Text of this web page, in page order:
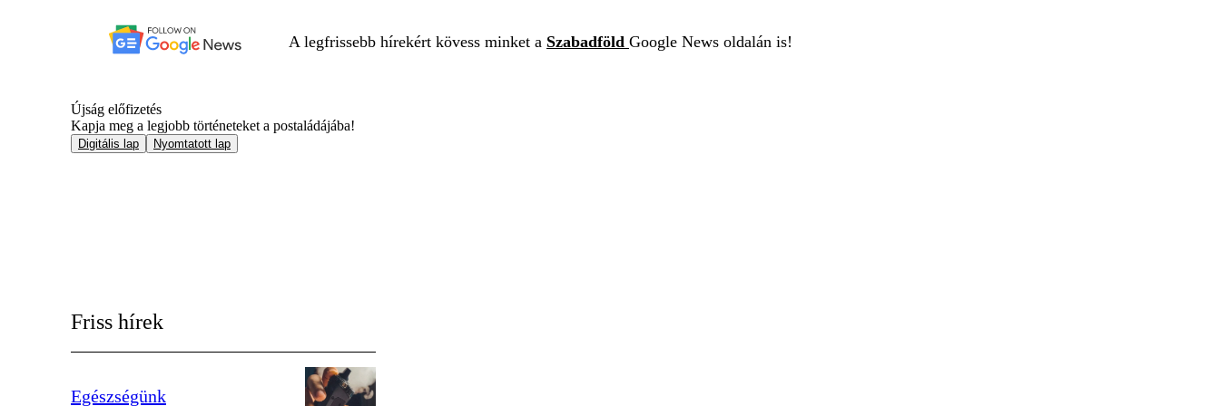
A legfrissebb hírekért kövess minket a Szabadföld Google News oldalán is!
Újság előfizetés
Kapja meg a legjobb történeteket a postaládájába!
Digitális lap Nyomtatott lap
Friss hírek
Egészségünk